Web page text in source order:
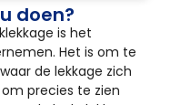
doen?
is het
Het is om te
de lekkage zich
precies te zien